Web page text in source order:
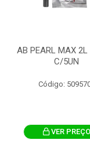
AB PEARL MAX 2L
C/5UN
Código:
VER PREÇO